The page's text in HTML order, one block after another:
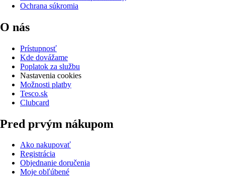
Ochrana súkromia
O nás
Prístupnosť
Kde dovážame
Poplatok za službu
Nastavenia cookies
Možnosti platby
Tesco.sk
Clubcard
Pred prvým nákupom
Ako nakupovať
Registrácia
Objednanie doručenia
Moje obľúbené